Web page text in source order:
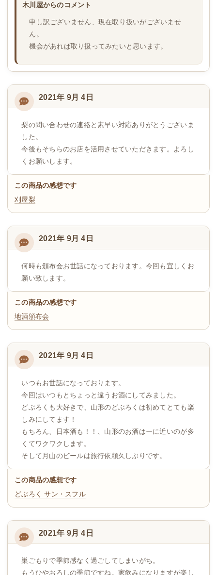
木川屋からのコメント
申し訳ございません、現在取り扱いがございませ
ん。
機会があれば取り扱ってみたいと思います。
2021年 9月 4日
梨の問い合わせの連絡と素早い対応ありがとうございま
した。
今後もそちらのお店を活用させていただきます。よろし
くお願いします。
この商品の感想です
刈屋梨
2021年 9月 4日
何時も頒布会お世話になっております。今回も宜しくお
願い致します。
この商品の感想です
地酒頒布会
2021年 9月 4日
いつもお世話になっております。
今回はいつもとちょっと違うお酒にしてみました。
どぶろくも大好きで、山形のどぶろくは初めてとても楽
しみにしてます！
もちろん、日本酒も！！、山形のお酒はーに近いのが多
くてワクワクします。
そして月山のビールは旅行依頼久しぶりです。
この商品の感想です
どぶろくサン・スフル
2021年 9月 4日
巣ごもりで季節感なく過ごしてしまいがち。
もうひやおろしの季節ですね。家飲みになりますが楽し